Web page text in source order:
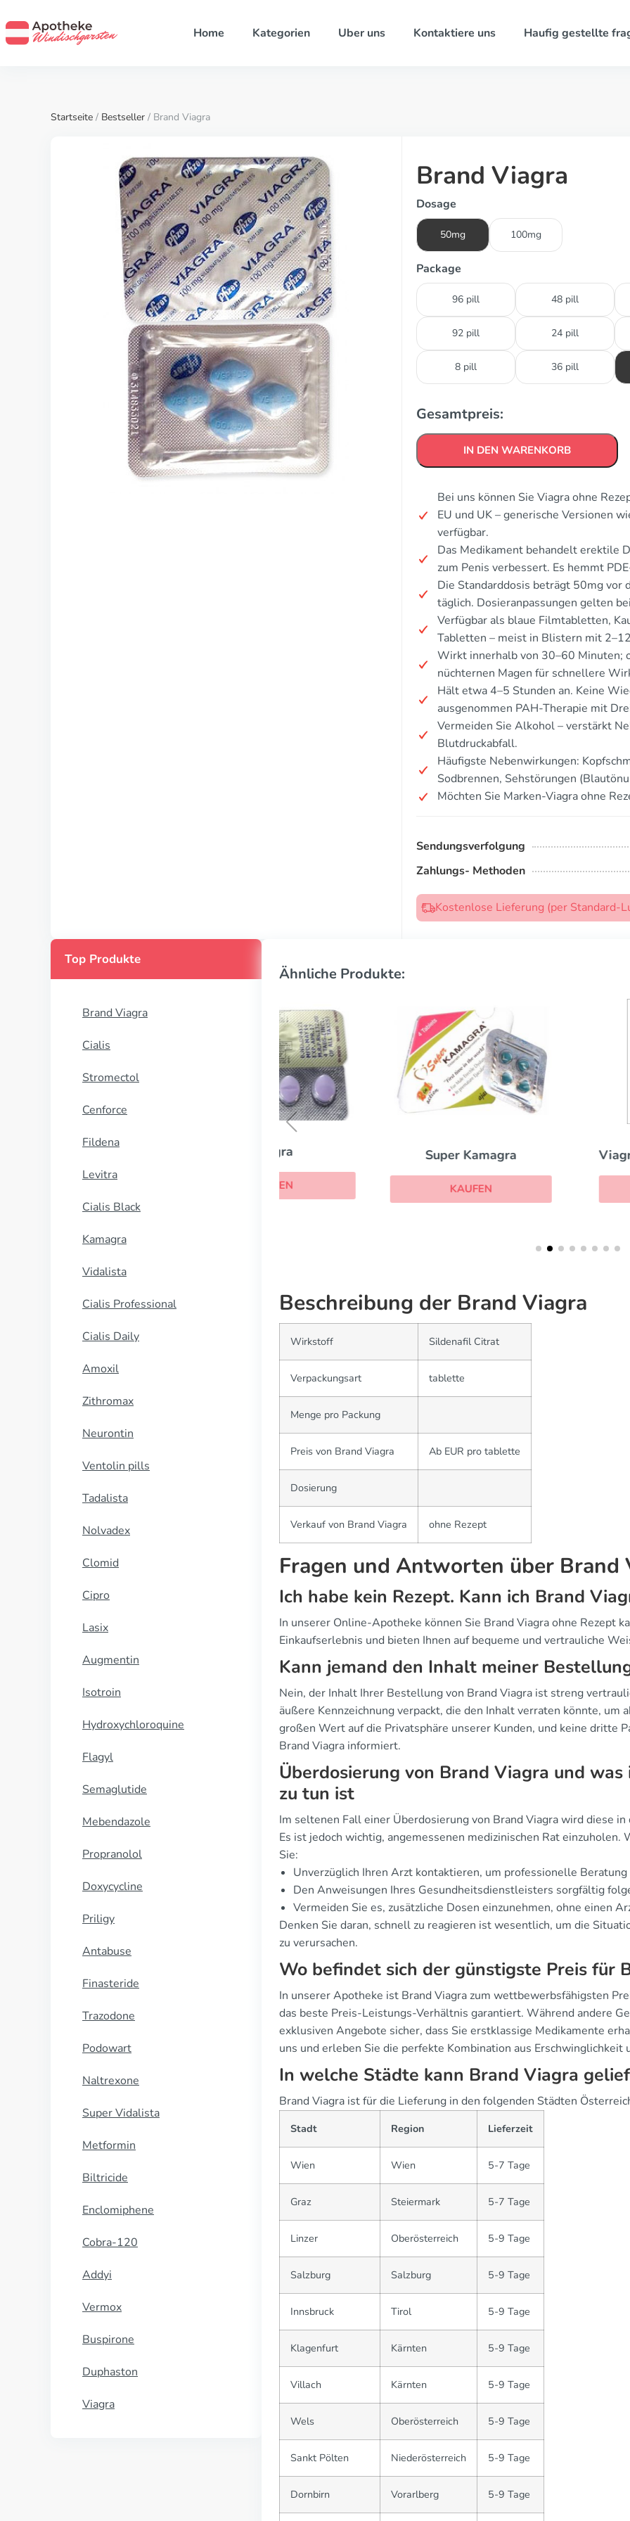
Home Kategorien Uber uns Kontaktiere uns Haufig gestellte
Startseite / Bestseller / Brand Viagra
Brand Viagra
Dosage
50mg 100mg
Package
96 pill 48 pill
92 pill 24 pill
8 pill 36 pill
Gesamtpreis:
IN DEN WARENKORB
Bei uns können Sie Viagra ohne
EU und UK – generische Versionen
verfügbar.
Das Medikament behandelt erektile
zum Penis verbessert. Es hemmt
Die Standarddosis beträgt 50mg vor
täglich. Dosieranpassungen gelten
Verfügbar als blaue Filmtabletten,
Tabletten – meist in Blistern mit
Wirkt innerhalb von 30–60 Minuten;
nüchternen Magen für schnellere
Hält etwa 4–5 Stunden an. Keine
ausgenommen PAH-Therapie mit
Vermeiden Sie Alkohol – verstärkt
Blutdruckabfall.
Häufigste Nebenwirkungen:
Sodbrennen, Sehstörungen
Möchten Sie Marken-Viagra ohne
Sendungsverfolgung
Zahlungs- Methoden
Kostenlose Lieferung (per
Top Produkte
Brand Viagra
Cialis
Stromectol
Cenforce
Fildena
Levitra
Cialis Black
Kamagra
Vidalista
Cialis Professional
Cialis Daily
Amoxil
Zithromax
Neurontin
Ventolin pills
Tadalista
Nolvadex
Clomid
Cipro
Lasix
Augmentin
Isotroin
Hydroxychloroquine
Flagyl
Semaglutide
Mebendazole
Propranolol
Doxycycline
Priligy
Antabuse
Finasteride
Trazodone
Podowart
Naltrexone
Super Vidalista
Metformin
Biltricide
Enclomiphene
Cobra-120
Addyi
Vermox
Buspirone
Duphaston
Viagra
Ähnliche Produkte:
Viagra with
Beschreibung der Brand Viagra
Wirkstoff Sildenafil Citrat
Verpackungsart tablette
Menge pro Packung
Preis von Brand Viagra Ab EUR pro tablette
Dosierung
Verkauf von Brand Viagra ohne Rezept
Fragen und Antworten über Brand
Ich habe kein Rezept. Kann ich Brand
In unserer Online-Apotheke können Sie Brand Viagra ohne Rezept
Einkaufserlebnis und bieten Ihnen auf bequeme und vertrauliche
Kann jemand den Inhalt meiner
Nein, der Inhalt Ihrer Bestellung von Brand Viagra ist streng
äußere Kennzeichnung verpackt, die den Inhalt verraten könnte,
großen Wert auf die Privatsphäre unserer Kunden, und keine dritte
Brand Viagra informiert.
Überdosierung von Brand Viagra und
zu tun ist
Im seltenen Fall einer Überdosierung von Brand Viagra wird diese
Es ist jedoch wichtig, angemessenen medizinischen Rat
Sie:
Unverzüglich Ihren Arzt kontaktieren, um professionelle Beratung
Den Anweisungen Ihres Gesundheitsdienstleisters sorgfältig
Vermeiden Sie es, zusätzliche Dosen einzunehmen, ohne einen
Denken Sie daran, schnell zu reagieren ist wesentlich, um die
zu verursachen.
Wo befindet sich der günstigste Preis für
In unserer Apotheke ist Brand Viagra zum wettbewerbsfähigsten
das beste Preis-Leistungs-Verhältnis garantiert. Während andere
exklusiven Angebote sicher, dass Sie erstklassige Medikamente
uns und erleben Sie die perfekte Kombination aus Erschwinglichkeit
In welche Städte kann Brand Viagra
Brand Viagra ist für die Lieferung in den folgenden Städten
Stadt Region Lieferzeit
Wien Wien 5-7 Tage
Graz Steiermark 5-7 Tage
Linzer Oberösterreich 5-9 Tage
Salzburg Salzburg 5-9 Tage
Innsbruck Tirol 5-9 Tage
Klagenfurt Kärnten 5-9 Tage
Villach Kärnten 5-9 Tage
Wels Oberösterreich 5-9 Tage
Sankt Pölten Niederösterreich 5-9 Tage
Dornbirn Vorarlberg 5-9 Tage